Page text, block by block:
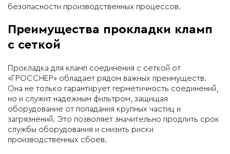
безопасности производственных процессов.
Преимущества прокладки кламп
с сеткой
Прокладка для кламп соединения с сеткой от
«ГРОССНЕР» обладает рядом важных преимуществ.
Она не только гарантирует герметичность соединений,
но и служит надежным фильтром, защищая
оборудование от попадания крупных частиц и
загрязнений. Это позволяет значительно продлить срок
службы оборудования и снизить риски
производственных сбоев.